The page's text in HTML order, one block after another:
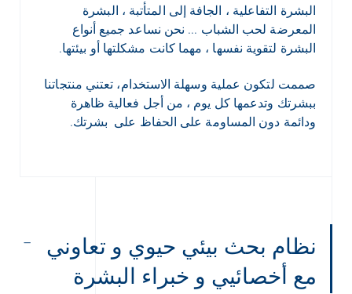
البشرة التفاعلية ، الجافة إلى المتأتبة ، البشرة
المعرضة لحب الشباب ... نحن نساعد جميع أنواع
البشرة لتقوية نفسها ، مهما كانت مشكلتها أو بيئتها.
صممت لتكون عملية وسهلة الاستخدام، تعتني منتجاتنا
ببشرتك وتدعمها كل يوم ، من أجل فعالية ظاهرة
ودائمة دون المساومة على الحفاظ على بشرتك.
نظام بحث بيئي حيوي و تعاوني
مع أخصائيي و خبراء البشرة